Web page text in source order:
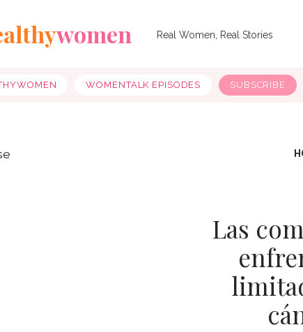
women Real Women, Real Stories
WOMENTALK EPISODES SUBSCRIBE
Las